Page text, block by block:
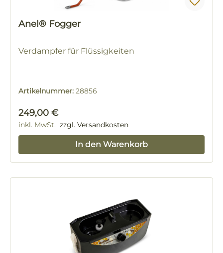
Anel® Fogger
Verdampfer für Flüssigkeiten
Artikelnummer: 28856
Regulärer Preis:
249,00 €
inkl. MwSt. zzgl. Versandkosten
In den Warenkorb